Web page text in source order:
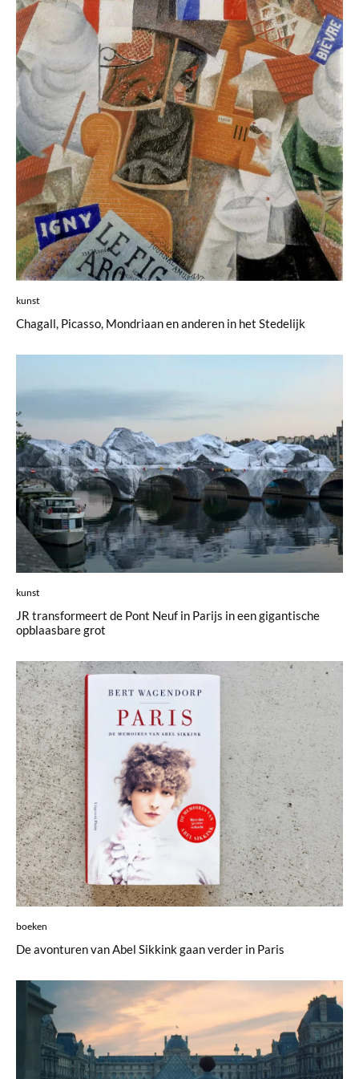
kunst
Chagall, Picasso, Mondriaan en anderen in het Stedelijk
kunst
JR transformeert de Pont Neuf in Parijs in een gigantische
opblaasbare grot
boeken
De avonturen van Abel Sikkink gaan verder in Paris